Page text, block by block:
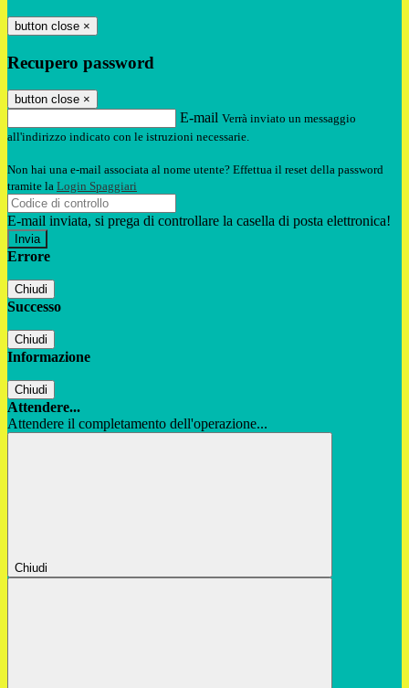
button close ×
Recupero password
button close ×
E-mail Verrà inviato un messaggio
all'indirizzo indicato con le istruzioni necessarie.
Non hai una e-mail associata al nome utente? Effettua il reset della password
tramite la Login Spaggiari
E-mail inviata, si prega di controllare la casella di posta elettronica!
Errore
Chiudi
Successo
Chiudi
Informazione
Chiudi
Attendere...
Attendere il completamento dell'operazione...
Chiudi